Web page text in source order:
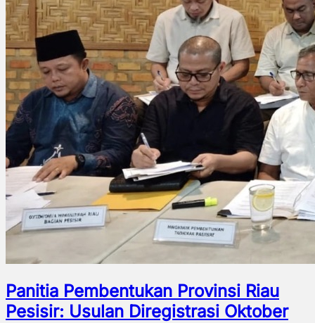
Panitia Pembentukan Provinsi Riau
Pesisir: Usulan Diregistrasi Oktober